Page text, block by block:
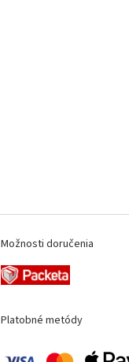
Možnosti doručenia
Platobné metódy